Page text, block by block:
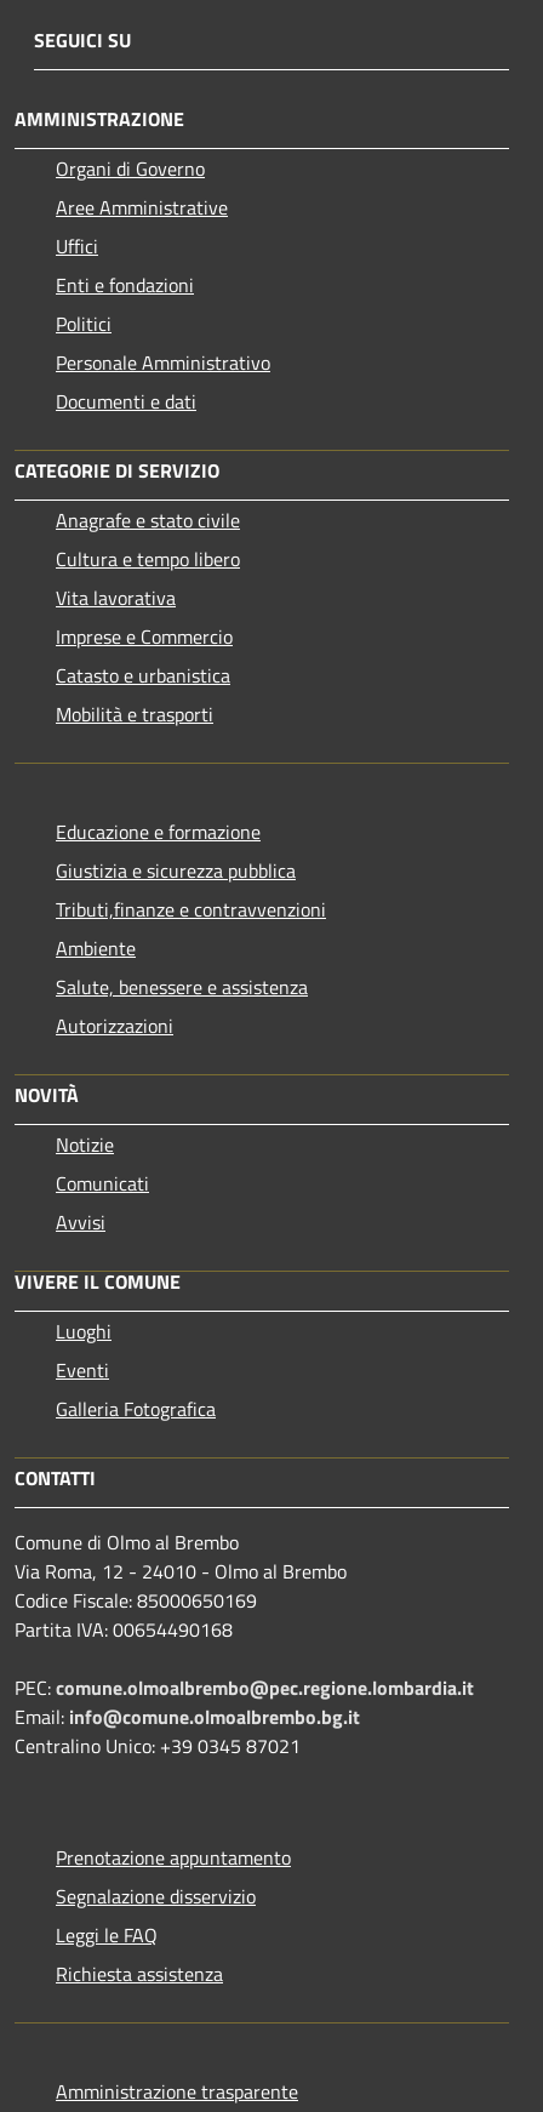
SEGUICI SU
AMMINISTRAZIONE
Organi di Governo
Aree Amministrative
Uffici
Enti e fondazioni
Politici
Personale Amministrativo
Documenti e dati
CATEGORIE DI SERVIZIO
Anagrafe e stato civile
Cultura e tempo libero
Vita lavorativa
Imprese e Commercio
Catasto e urbanistica
Mobilità e trasporti
Educazione e formazione
Giustizia e sicurezza pubblica
Tributi,finanze e contravvenzioni
Ambiente
Salute, benessere e assistenza
Autorizzazioni
NOVITÀ
Notizie
Comunicati
Avvisi
VIVERE IL COMUNE
Luoghi
Eventi
Galleria Fotografica
CONTATTI
Comune di Olmo al Brembo
Via Roma, 12 - 24010 - Olmo al Brembo
Codice Fiscale: 85000650169
Partita IVA: 00654490168
PEC:comune.olmoalbrembo@pec.regione.lombardia.it
Email: info@comune.olmoalbrembo.bg.it
Centralino Unico: +39 0345 87021
Prenotazione appuntamento
Segnalazione disservizio
Leggi le FAQ
Richiesta assistenza
Amministrazione trasparente